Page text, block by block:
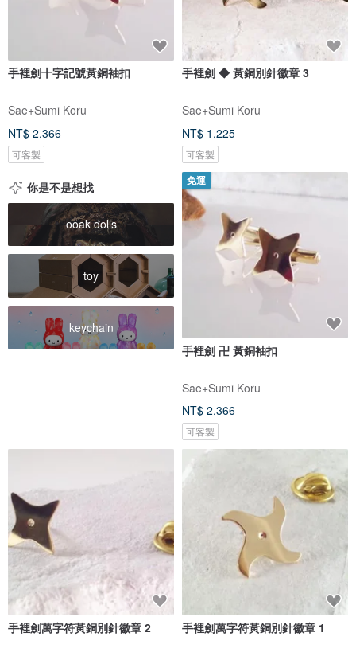
手裡劍十字記號黃銅袖扣
Sae+Sumi Koru
NT$ 2,366
可客製
手裡劍 ◆ 黃銅別針徽章 3
Sae+Sumi Koru
NT$ 1,225
可客製
你是不是想找
ooak dolls
toy
keychain
免運
手裡劍 卍 黃銅袖扣
Sae+Sumi Koru
NT$ 2,366
可客製
手裡劍萬字符黃銅別針徽章 2 手裡劍萬字符黃銅別針徽章 1